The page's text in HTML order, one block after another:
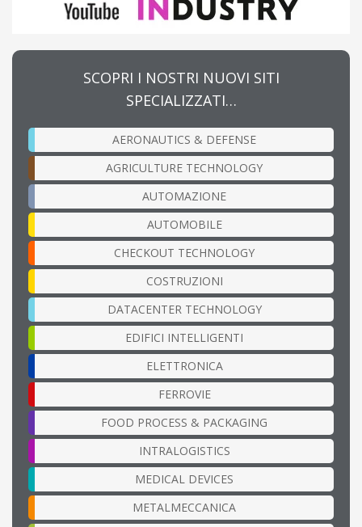
SCOPRI I NOSTRI NUOVI SITI
SPECIALIZZATI…
AERONAUTICS & DEFENSE
AGRICULTURE TECHNOLOGY
AUTOMAZIONE
AUTOMOBILE
CHECKOUT TECHNOLOGY
COSTRUZIONI
DATACENTER TECHNOLOGY
EDIFICI INTELLIGENTI
ELETTRONICA
FERROVIE
FOOD PROCESS & PACKAGING
INTRALOGISTICS
MEDICAL DEVICES
METALMECCANICA